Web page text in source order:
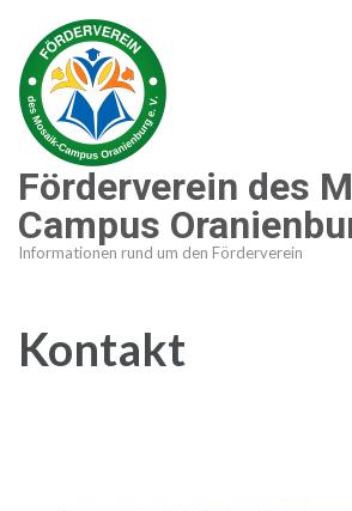
Inhalt
springen
(Enter
drücken)
Förderverein des
Campus
Informationen rund um den Förderverein
Kontakt